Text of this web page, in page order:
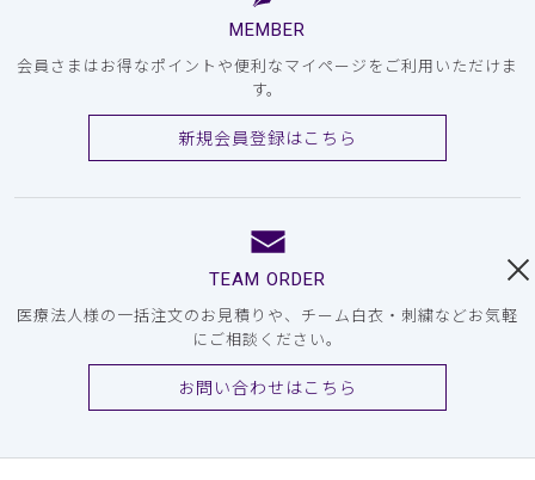
MEMBER
会員さまはお得なポイントや便利なマイページをご利用いただけま
す。
新規会員登録はこちら
TEAM ORDER
医療法人様の一括注文のお見積りや、チーム白衣・刺繍などお気軽
にご相談ください。
お問い合わせはこちら